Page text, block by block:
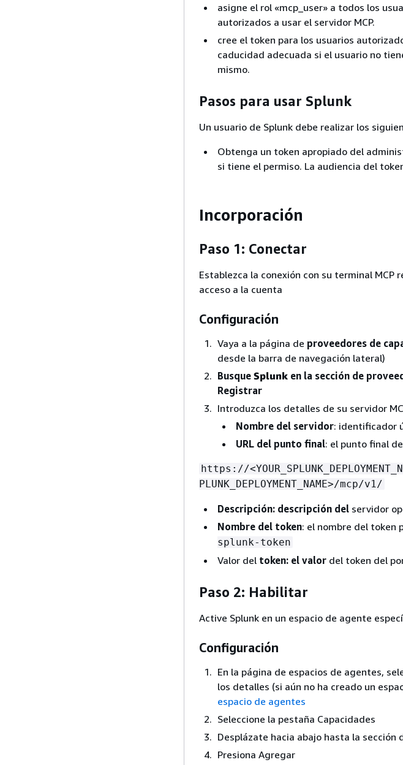
asigne el rol «mcp_user» a todos los
autorizados a usar el servidor MCP.
cree el token para los usuarios
caducidad adecuada si el usuario no
mismo.
Pasos para usar Splunk
Un usuario de Splunk debe realizar los
Obtenga un token apropiado del
si tiene el permiso. La audiencia del
Incorporación
Paso 1: Conectar
Establezca la conexión con su terminal MCP
acceso a la cuenta
Configuración
Vaya a la página de proveedores de
desde la barra de navegación lateral)
Busque Splunk en la sección de
Registrar
Introduzca los detalles de su servidor
Nombre del servidor: identificador
URL del punto final: el punto final
https://
PLUNK_DEPLOYMENT_NAME>/mcp/v1/
Descripción: descripción del servidor
Nombre del token: el nombre del token
splunk-token
Valor del token: el valor del token del
Paso 2: Habilitar
Active Splunk en un espacio de agente
Configuración
En la página de espacios de agentes,
los detalles (si aún no ha creado un
espacio de agentes
Seleccione la pestaña Capacidades
Desplázate hacia abajo hasta la sección
Presiona Agregar